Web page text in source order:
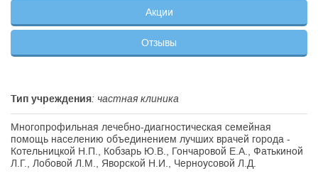
Акции
Отзывы
Тип учреждения: частная клиника
Многопрофильная лечебно-диагностическая семейная
помощь населению объединением лучших врачей города -
Котельницкой Н.П., Кобзарь Ю.В., Гончаровой Е.А., Фатькиной
Л.Г., Лобовой Л.М., Яворской Н.И., Черноусовой Л.Д.